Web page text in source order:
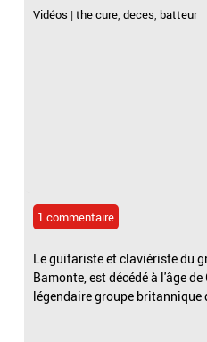
Vidéos |the cure,deces, batteur
1 commentaire
Le guitariste et claviériste du
Bamonte, est décédé à l'âge
légendaire groupe britannique